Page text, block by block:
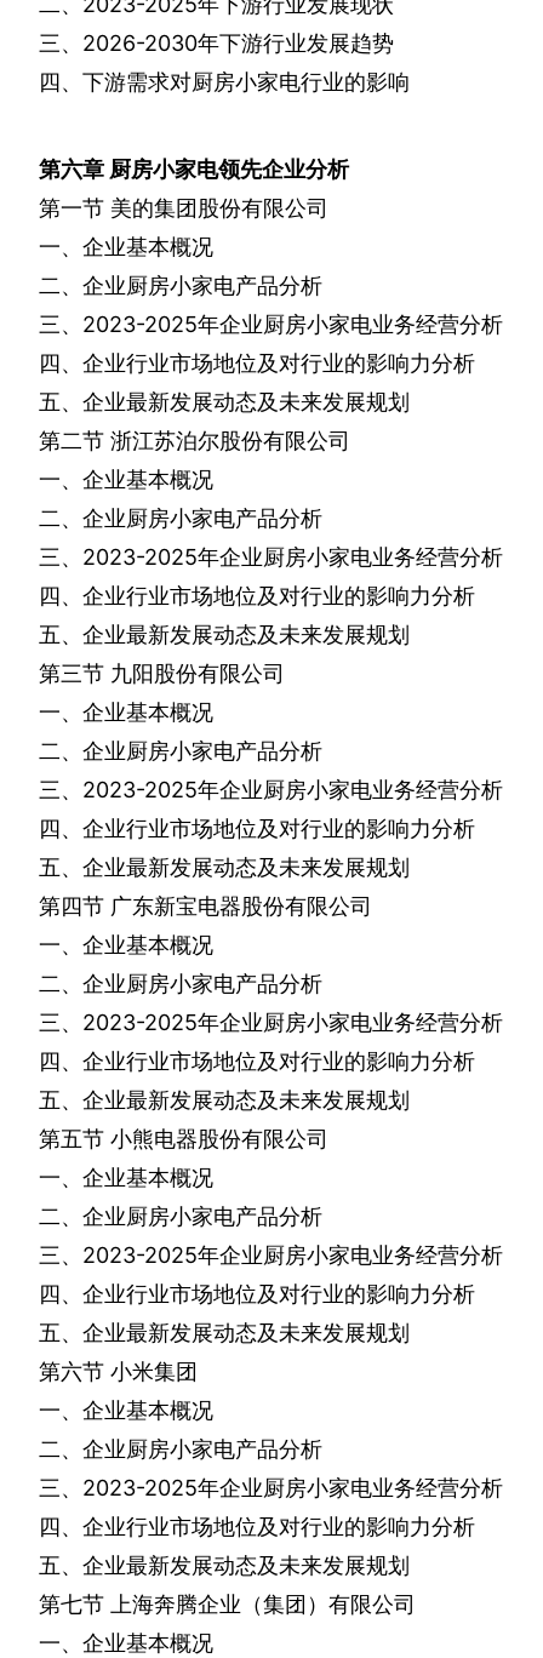
三、 2026-2030年下游行业发展趋势
四、下游需求对厨房小家电行业的影响
第六章 厨房小家电领先企业分析
第一节 美的集团股份有限公司
一、企业基本概况
二、企业厨房小家电产品分析
三、 2023-2025年企业厨房小家电业务经营分析
四、企业行业市场地位及对行业的影响力分析
五、企业最新发展动态及未来发展规划
第二节 浙江苏泊尔股份有限公司
一、企业基本概况
二、企业厨房小家电产品分析
三、 2023-2025年企业厨房小家电业务经营分析
四、企业行业市场地位及对行业的影响力分析
五、企业最新发展动态及未来发展规划
第三节 九阳股份有限公司
一、企业基本概况
二、企业厨房小家电产品分析
三、 2023-2025年企业厨房小家电业务经营分析
四、企业行业市场地位及对行业的影响力分析
五、企业最新发展动态及未来发展规划
第四节 广东新宝电器股份有限公司
一、企业基本概况
二、企业厨房小家电产品分析
三、 2023-2025年企业厨房小家电业务经营分析
四、企业行业市场地位及对行业的影响力分析
五、企业最新发展动态及未来发展规划
第五节 小熊电器股份有限公司
一、企业基本概况
二、企业厨房小家电产品分析
三、 2023-2025年企业厨房小家电业务经营分析
四、企业行业市场地位及对行业的影响力分析
五、企业最新发展动态及未来发展规划
第六节 小米集团
一、企业基本概况
二、企业厨房小家电产品分析
三、 2023-2025年企业厨房小家电业务经营分析
四、企业行业市场地位及对行业的影响力分析
五、企业最新发展动态及未来发展规划
第七节
上海奔腾企业（集团）有限公司
一、企业基本概况